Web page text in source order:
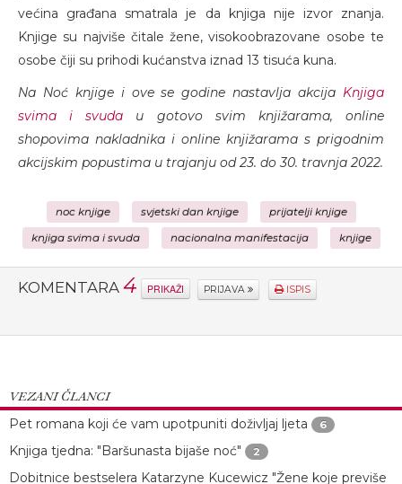
većina građana smatrala je da knjiga nije izvor znanja.
Knjige su najviše čitale žene, visokoobrazovane osobe te
osobe čiji su prihodi kućanstva iznad 13 tisuća kuna.
Na Noć knjige i ove se godine nastavlja akcija Knjiga
svima i svuda u gotovo svim knjižarama, online
shopovima nakladnika i online knjižarama s prigodnim
akcijskim popustima u trajanju od 23. do 30. travnja 2022.
noc knjige svjetski dan knjige prijatelji knjige
knjiga svima i svuda nacionalna manifestacija knjige
KOMENTARA 4 PRIKAŽI PRIJAVA ISPIS
VEZANI ČLANCI
Pet romana koji će vam upotpuniti doživljaj ljeta
6
Knjiga tjedna: "Baršunasta bijaše noć" 2
Dobitnice bestselera Katarzyne Kucewicz "Žene koje previše